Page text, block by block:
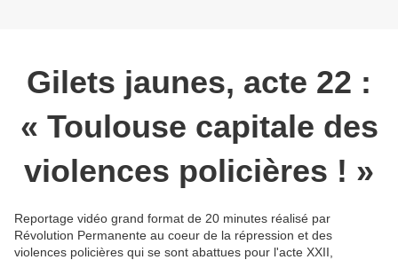
Gilets jaunes, acte 22 :
« Toulouse capitale des
violences policières ! »
Reportage vidéo grand format de 20 minutes réalisé par
Révolution Permanente au coeur de la répression et des
violences policières qui se sont abattues pour l'acte XXII,